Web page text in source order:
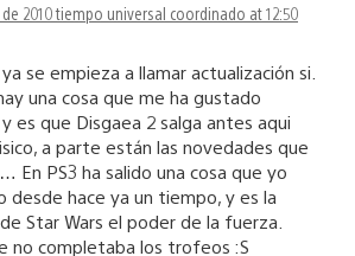
2010 tiempo universal coordinado at 12:50
se empieza a llamar actualización si.
una cosa que me ha gustado
es que Disgaea 2 salga antes aqui
a parte están las novedades que
En PS3 ha salido una cosa que yo
desde hace ya un tiempo, y es la
Star Wars el poder de la fuerza.
no completaba los trofeos :S